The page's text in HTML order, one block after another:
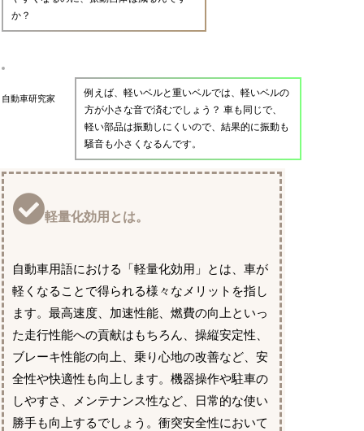
か？
自動車研究家
例えば、軽いベルと重いベルでは、軽いベルの
方が小さな音で済むでしょう？ 車も同じで、
軽い部品は振動しにくいので、結果的に振動も
騒音も小さくなるんです。
軽量化効用とは。
自動車用語における「軽量化効用」とは、車が
軽くなることで得られる様々なメリットを指し
ます。最高速度、加速性能、燃費の向上といっ
た走行性能への貢献はもちろん、操縦安定性、
ブレーキ性能の向上、乗り心地の改善など、安
全性や快適性も向上します。機器操作や駐車の
しやすさ、メンテナンス性など、日常的な使い
勝手も向上するでしょう。衝突安全性において